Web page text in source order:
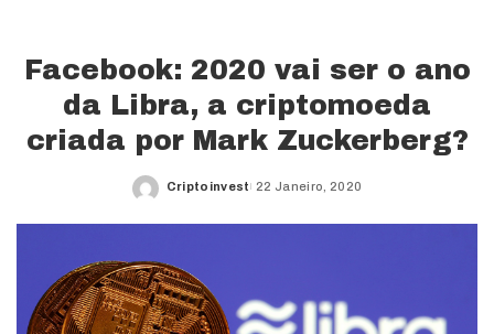
Facebook: 2020 vai ser o ano
da Libra, a criptomoeda
criada por Mark Zuckerberg?
Posted
Criptoinvest 22 Janeiro, 2020